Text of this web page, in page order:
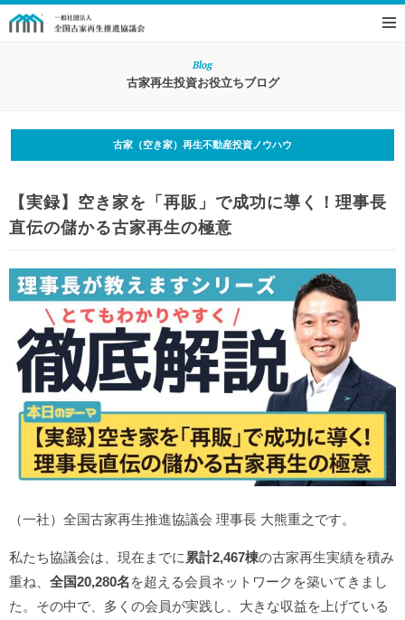
Blog
古家再生投資お役立ちブログ
古家（空き家）再生不動産投資ノウハウ
【実録】空き家を「再販」で成功に導く！理事長
直伝の儲かる古家再生の極意
（一社）全国古家再生推進協議会 理事長 大熊重之です。
私たち協議会は、現在までに 累計2,467棟の古家再生実績を積み
重ね、 全国20,280名を超える会員ネットワークを築いてきまし
た。その中で、多くの会員が実践し、大きな収益を上げている